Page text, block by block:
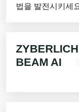
법을 발전시키세
ZYBERLICH
BEAM AI